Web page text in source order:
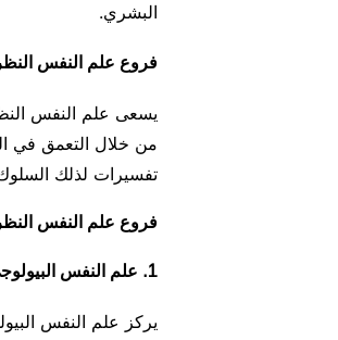
البشري.
فروع علم النفس
يسعى علم النفس
من خلال التعمق في
تفسيرات لذلك
فروع علم النفس
1. علم النفس البيولوجي
يركز علم النفس